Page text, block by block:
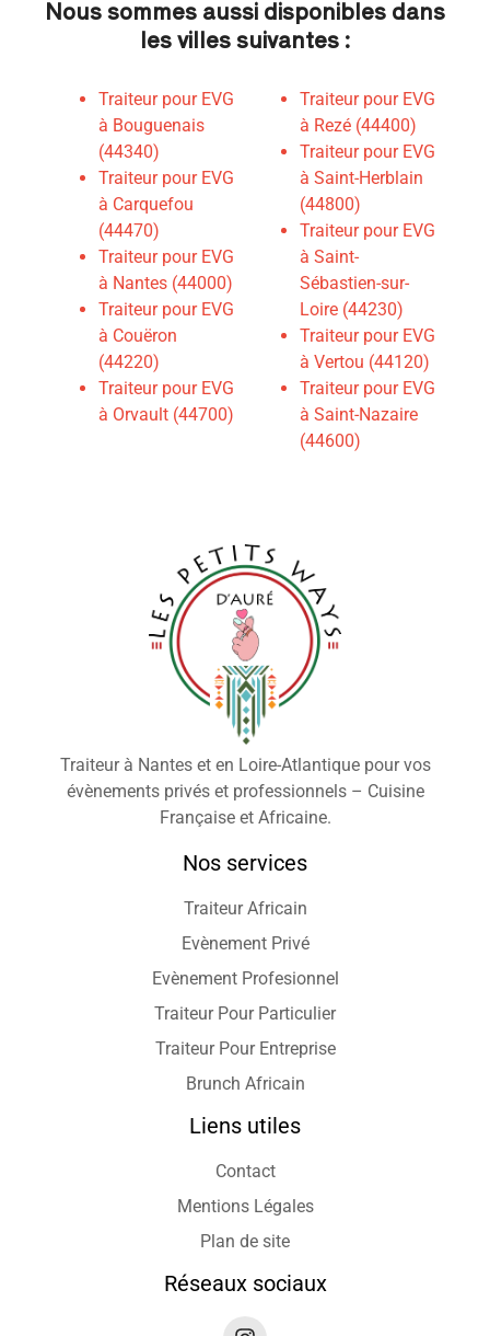
Nous sommes aussi disponibles dans
les villes suivantes :
Traiteur pour EVG
à Bouguenais
(44340)
Traiteur pour EVG
à Carquefou
(44470)
Traiteur pour EVG
à Nantes (44000)
Traiteur pour EVG
à Couëron
(44220)
Traiteur pour EVG
à Orvault (44700)
Traiteur pour EVG
à Rezé (44400)
Traiteur pour EVG
à Saint-Herblain
(44800)
Traiteur pour EVG
à Saint-
Sébastien-sur-
Loire (44230)
Traiteur pour EVG
à Vertou (44120)
Traiteur pour EVG
à Saint-Nazaire
(44600)
Traiteur à Nantes et en Loire-Atlantique pour vos
évènements privés et professionnels – Cuisine
Française et Africaine.
Nos services
Traiteur Africain
Evènement Privé
Evènement Profesionnel
Traiteur Pour Particulier
Traiteur Pour Entreprise
Brunch Africain
Liens utiles
Contact
Mentions Légales
Plan de site
Réseaux sociaux